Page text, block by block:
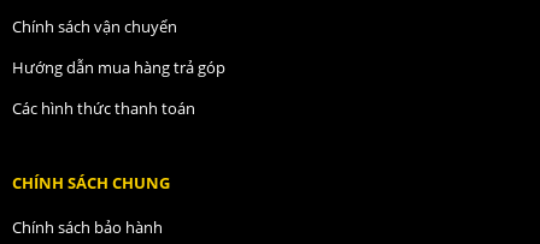
Chính sách vận chuyển
Hướng dẫn mua hàng trả góp
Các hình thức thanh toán
CHÍNH SÁCH CHUNG
Chính sách bảo hành